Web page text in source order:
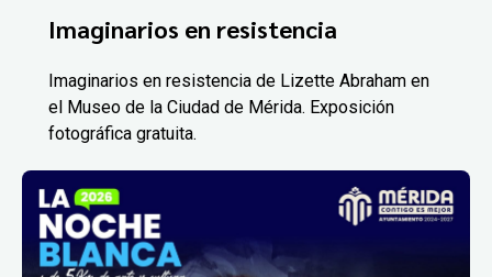
Imaginarios en resistencia
Imaginarios en resistencia de Lizette Abraham en
el Museo de la Ciudad de Mérida. Exposición
fotográfica gratuita.